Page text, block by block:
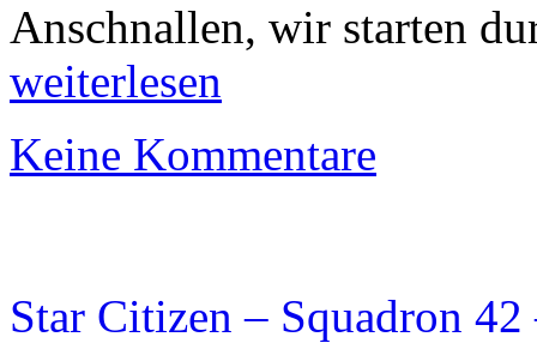
Anschnallen, wir starten
weiterlesen
Keine Kommentare
Star Citizen – Squadron 42